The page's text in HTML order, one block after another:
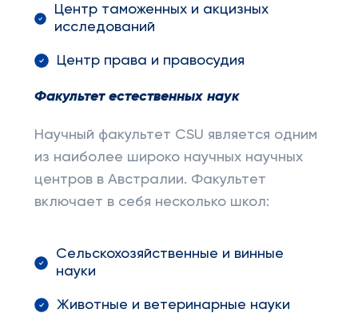
Центр таможенных и акцизных
исследований
Центр права и правосудия
Факультет естественных наук
Научный факультет CSU является одним
из наиболее широко научных научных
центров в Австралии. Факультет
включает в себя несколько школ:
Сельскохозяйственные и винные
науки
Животные и ветеринарные науки